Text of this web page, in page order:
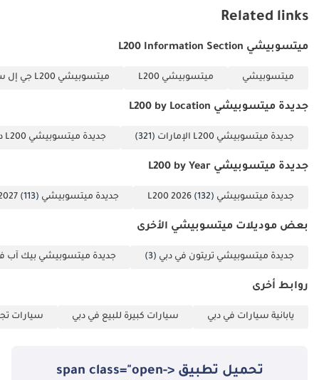
Related links
ميتسوبيشي L200 Information Section
ميتسوبيشي ميتسوبيشي L200 ميتسوبيشي L200 جي إل سنجل كاب بترول 2.4L
جديدة ميتسوبيشي L200 by Location
جديدة ميتسوبيشي L200 الإمارات (321) جديدة ميتسوبيشي L200 دبي
جديدة ميتسوبيشي L200 by Year
جديدة ميتسوبيشي L200 2026 (132) جديدة ميتسوبيشي L200 2027 (113)
بعض موديلات ميتسوبيشي الأخرى
جديدة ميتسوبيشي تريتون في دبي (3) جديدة ميتسوبيشي بيك آب
روابط أخرى
يابانية سيارات في دبي سيارات كبيرة للبيع في دبي سيارات
تحميل تطبيق <span class="open-